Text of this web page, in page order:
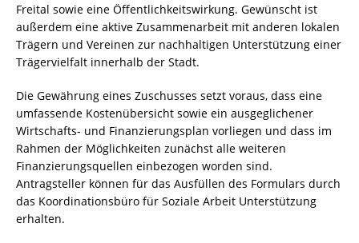
Freital sowie eine Öffentlichkeitswirkung. Gewünscht ist
außerdem eine aktive Zusammenarbeit mit anderen lokalen
Trägern und Vereinen zur nachhaltigen Unterstützung einer
Trägervielfalt innerhalb der Stadt.
Die Gewährung eines Zuschusses setzt voraus, dass eine
umfassende Kostenübersicht sowie ein ausgeglichener
Wirtschafts- und Finanzierungsplan vorliegen und dass im
Rahmen der Möglichkeiten zunächst alle weiteren
Finanzierungsquellen einbezogen worden sind.
Antragsteller können für das Ausfüllen des Formulars durch
das Koordinationsbüro für Soziale Arbeit Unterstützung
erhalten.